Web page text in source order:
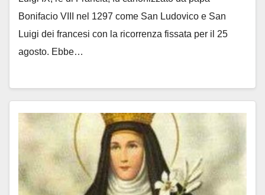
Bonifacio VIII nel 1297 come San Ludovico e San
Luigi dei francesi con la ricorrenza fissata per il 25
agosto. Ebbe…